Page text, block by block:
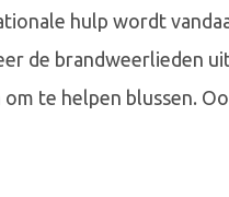
hulp wordt
de brandweerlieden
te helpen blussen.